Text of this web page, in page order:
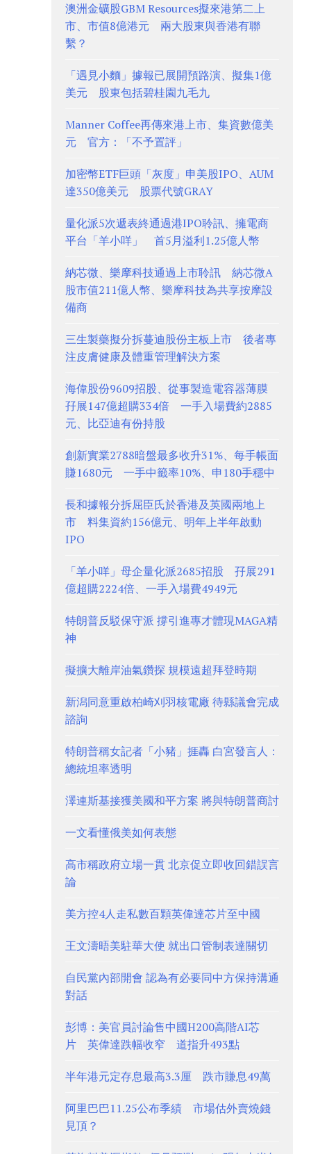
澳洲金礦股GBM Resources擬來港第二上
市、市值8億港元 兩大股東與香港有聯
繫？
「遇見小麵」據報已展開預路演、擬集1億
美元 股東包括碧桂園九毛九
Manner Coffee再傳來港上市、集資數億美
元 官方：「不予置評」
加密幣ETF巨頭「灰度」申美股IPO、AUM
達350億美元 股票代號GRAY
量化派5次遞表終通過港IPO聆訊、擁電商
平台「羊小咩」 首5月溢利1.25億人幣
納芯微、樂摩科技通過上市聆訊 納芯微A
股市值211億人幣、樂摩科技為共享按摩設
備商
三生製藥擬分拆蔓迪股份主板上市 後者專
注皮膚健康及體重管理解決方案
海偉股份9609招股、從事製造電容器薄膜
孖展147億超購334倍 一手入場費約2885
元、比亞迪有份持股
創新實業2788暗盤最多收升31%、每手帳面
賺1680元 一手中籤率10%、申180手穩中
長和據報分拆屈臣氏於香港及英國兩地上
市 料集資約156億元、明年上半年啟動
IPO
「羊小咩」母企量化派2685招股 孖展291
億超購2224倍、一手入場費4949元
特朗普反駁保守派 撐引進專才體現MAGA精
神
擬擴大離岸油氣鑽探 規模遠超拜登時期
新潟同意重啟柏崎刈羽核電廠 待縣議會完成
諮詢
特朗普稱女記者「小豬」捱轟 白宮發言人：
總統坦率透明
澤連斯基接獲美國和平方案 將與特朗普商討
一文看懂俄美如何表態
高市稱政府立場一貫 北京促立即收回錯誤言
論
美方控4人走私數百顆英偉達芯片至中國
王文濤晤美駐華大使 就出口管制表達關切
自民黨內部開會 認為有必要同中方保持溝通
對話
彭博：美官員討論售中國H200高階AI芯
片 英偉達跌幅收窄 道指升493點
半年港元定存息最高3.3厘 跌市賺息49萬
阿里巴巴11.25公布季績 市場估外賣燒錢
見頂？